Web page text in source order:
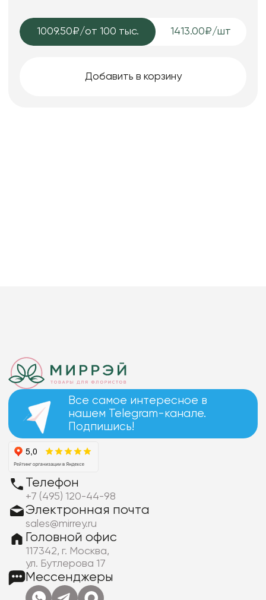
1009.50₽/от 100 тыс. 1413.00₽/шт
Добавить в корзину
Все самое интересное в
нашем Telegram-канале.
Подпишись!
Телефон
+7 (495) 120-44-98
Электронная почта
sales@mirrey.ru
Головной офис
117342, г. Москва,
ул. Бутлерова 17
Мессенджеры